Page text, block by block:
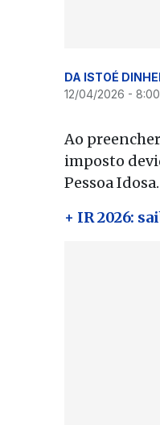
DA ISTOÉ
12/04/2026 - 8:00
Ao
imposto
Pessoa
+ IR 2026: